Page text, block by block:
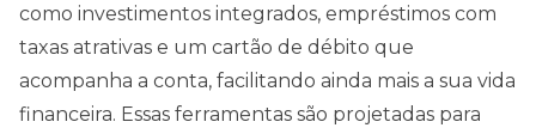
como investimentos integrados, empréstimos com
taxas atrativas e um cartão de débito que
acompanha a conta, facilitando ainda mais a sua vida
financeira. Essas ferramentas são projetadas para